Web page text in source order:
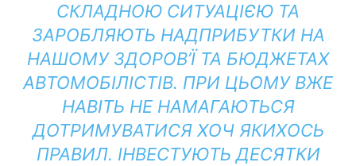
СКЛАДНОЮ СИТУАЦІЄЮ ТА
ЗАРОБЛЯЮТЬ НАДПРИБУТКИ НА
НАШОМУ ЗДОРОВ’Ї ТА БЮДЖЕТАХ
АВТОМОБІЛІСТІВ. ПРИ ЦЬОМУ ВЖЕ
НАВІТЬ НЕ НАМАГАЮТЬСЯ
ДОТРИМУВАТИСЯ ХОЧ ЯКИХОСЬ
ПРАВИЛ. ІНВЕСТУЮТЬ ДЕСЯТКИ